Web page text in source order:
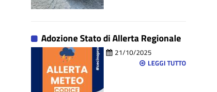
Adozione Stato di Allerta Regionale
21/10/2025
LEGGI TUTTO